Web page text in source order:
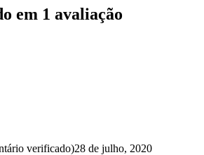
em 1 avaliação
verificado)28 de julho, 2020